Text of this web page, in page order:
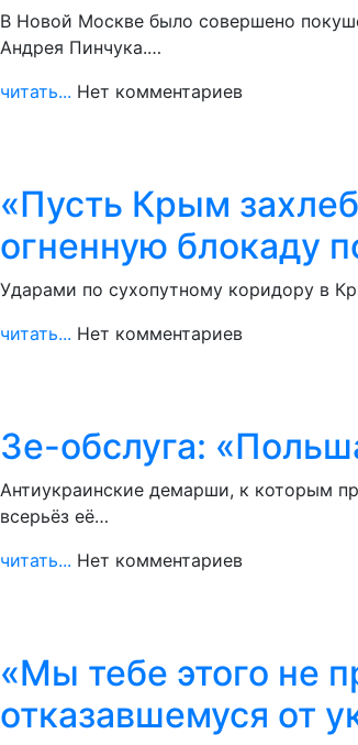
В Новой Москве было совершено
Андрея Пинчука.…
читать... Нет комментариев
«Пусть Крым
огненную блокаду
Ударами по сухопутному коридору в
читать... Нет комментариев
Зе-обслуга:
Антиукраинские демарши, к которым
всерьёз её…
читать... Нет комментариев
«Мы тебе этого не
отказавшемуся от